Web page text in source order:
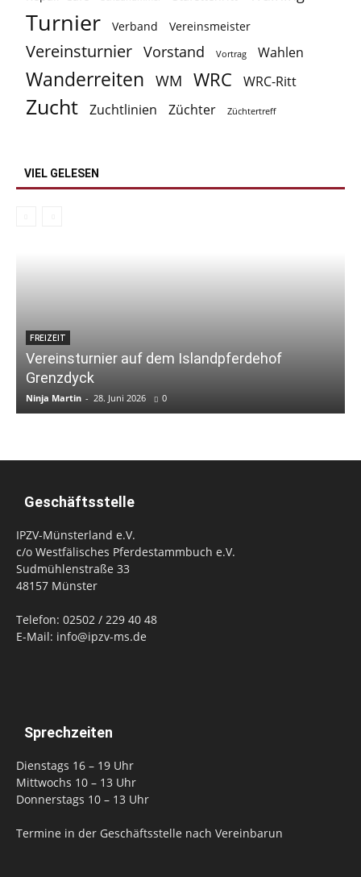
Turnier Verband Vereinsmeister
Vereinsturnier Vorstand Vortrag Wahlen
Wanderreiten WM WRC WRC-Ritt
Zucht Zuchtlinien Züchter Züchtertreff
VIEL GELESEN
FREIZEIT
Vereinsturnier auf dem Islandpferdehof
Grenzdyck
Ninja Martin - 28. Juni 2026 0
Geschäftsstelle
IPZV-Münsterland e.V.
c/o Westfälisches Pferdestammbuch e.V.
Sudmühlenstraße 33
48157 Münster
Telefon: 02502 / 229 40 48
E-Mail: info@ipzv-ms.de
Sprechzeiten
Dienstags 16 – 19 Uhr
Mittwochs 10 – 13 Uhr
Donnerstags 10 – 13 Uhr
Termine in der Geschäftsstelle nach Vereinbarun